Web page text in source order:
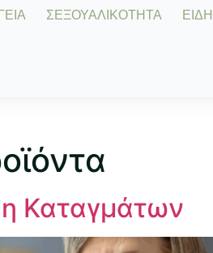
ΣΕΞΟΥΑΛΙΚΟΤΗΤΑ
Καταγμάτων